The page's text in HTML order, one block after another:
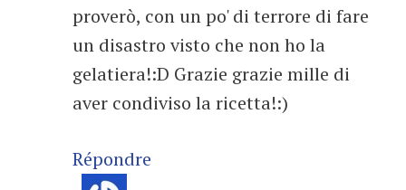
proverò, con un po' di terrore di fare
un disastro visto che non ho la
gelatiera!:D Grazie grazie mille di
aver condiviso la ricetta!:)
Répondre